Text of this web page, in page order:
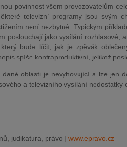
povinnost všem provozovatelům
televizní programy jsou svým
není nezbytné. Typickým
poslouchají jako vysílání rozhlasové,
který bude líčit, jak je zpěvák
spíše kontraproduktivní, jelikož
oblasti je nevyhovující a lze jen
a televizního vysílání nedostatky
judikatura, právo | www.epravo.cz